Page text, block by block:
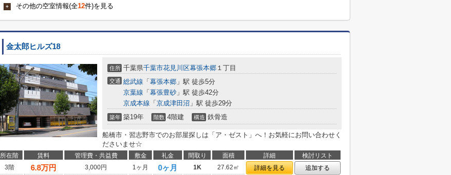
+ その他の空室情報(全12件)を見る
金太郎ヒルズ18
住所 千葉県千葉市花見川区幕張本郷 １丁目
交通 総武線 「 幕張本郷 」駅 徒歩5分
京葉線 「 幕張豊砂 」駅 徒歩42分
京成本線 「 京成津田沼 」駅 徒歩29分
築年 築19年 階数 4階建 構造 鉄骨造
船橋市・習志野市でのお部屋探しは「ア・ゼスト」へ！お気軽にお問い合わせく
ださいませ☆
所在階 賃料 管理費・共益費 敷金 礼金 間取り 面積 詳細
検討リスト
3階
6.8万円 3,000円 1ヶ月 0ヶ月 1K 27.62㎡ 詳細を見る 追加する